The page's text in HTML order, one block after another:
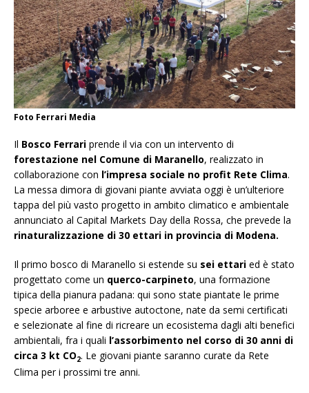
Foto Ferrari Media
Il Bosco Ferrari prende il via con un intervento di
forestazione nel Comune di Maranello, realizzato in
collaborazione con l’impresa sociale no profit Rete Clima.
La messa dimora di giovani piante avviata oggi è un’ulteriore
tappa del più vasto progetto in ambito climatico e ambientale
annunciato al Capital Markets Day della Rossa, che prevede la
rinaturalizzazione di 30 ettari in provincia di Modena.
Il primo bosco di Maranello si estende su sei ettari ed è stato
progettato come un querco-carpineto, una formazione
tipica della pianura padana: qui sono state piantate le prime
specie arboree e arbustive autoctone, nate da semi certificati
e selezionate al fine di ricreare un ecosistema dagli alti benefici
ambientali, fra i quali l’assorbimento nel corso di 30 anni di
circa 3 kt CO2. Le giovani piante saranno curate da Rete
Clima per i prossimi tre anni.